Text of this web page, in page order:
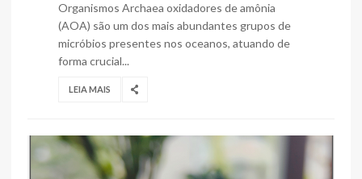
Organismos Archaea oxidadores de amônia
(AOA) são um dos mais abundantes grupos de
micróbios presentes nos oceanos, atuando de
forma crucial...
LEIA MAIS